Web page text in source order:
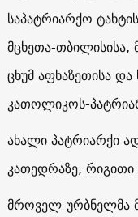
საპატრიარქო
მცხეთა-
ცხუმ აფხაზეთისა
კათოლიკოს-
ახალი პატრიარქი
კათედრაზე,
მროველ-ურბნელმა